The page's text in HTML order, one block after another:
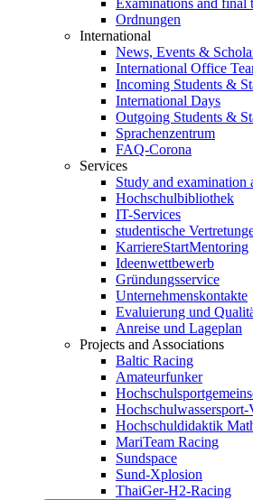
Examinations and final
Ordnungen
International
News, Events &
International Office
Incoming Students &
International Days
Outgoing Students &
Sprachenzentrum
FAQ-Corona
Services
Study and examination
Hochschulbibliothek
IT-Services
studentische
KarriereStartMentoring
Ideenwettbewerb
Gründungsservice
Unternehmenskontakte
Evaluierung und
Anreise und Lageplan
Projects and Associations
Baltic Racing
Amateurfunker
Hochschulwassersport-
Hochschuldidaktik
MariTeam Racing
Sundspace
Sund-Xplosion
ThaiGer-H2-Racing